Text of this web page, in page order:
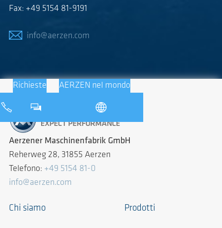
Fax: +49 5154 81-9191
info@aerzen.com
Richieste AERZEN nel mondo
Aerzener Maschinenfabrik GmbH
Reherweg 28, 31855 Aerzen
Telefono: +49 5154 81-0
info@aerzen.com
Chi siamo Prodotti